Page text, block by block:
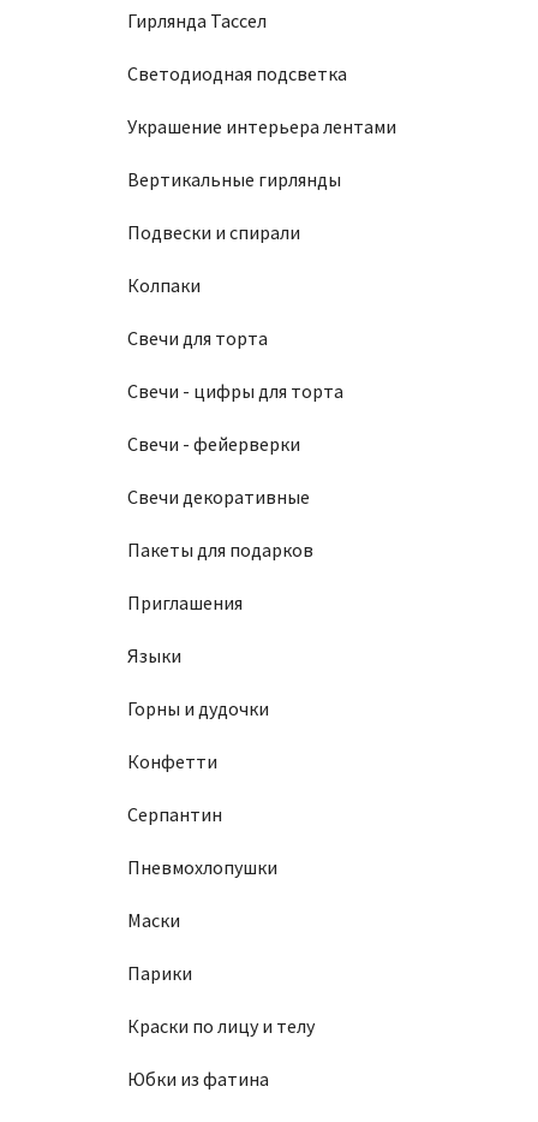
Гирлянда Тассел
Светодиодная подсветка
Украшение интерьера лентами
Вертикальные гирлянды
Подвески и спирали
Колпаки
Свечи для торта
Свечи - цифры для торта
Свечи - фейерверки
Свечи декоративные
Пакеты для подарков
Приглашения
Языки
Горны и дудочки
Конфетти
Серпантин
Пневмохлопушки
Маски
Парики
Краски по лицу и телу
Юбки из фатина